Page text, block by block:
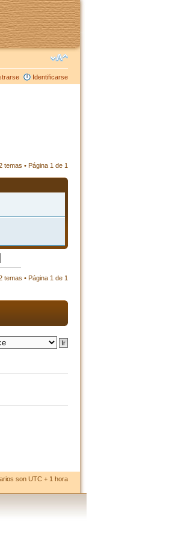
Identificarse
temas • Página 1 de 1
temas • Página 1 de 1
son UTC + 1 hora